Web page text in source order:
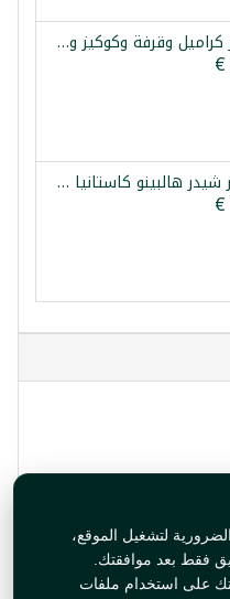
لتشغيل الموقع،
فقط بعد موافقتك.
على استخدام ملفات
بوشار كراميل وقرفة وكوكيز ويثررز 140غ
كراكرز شيدر هالبينو كاستانيا 100غ